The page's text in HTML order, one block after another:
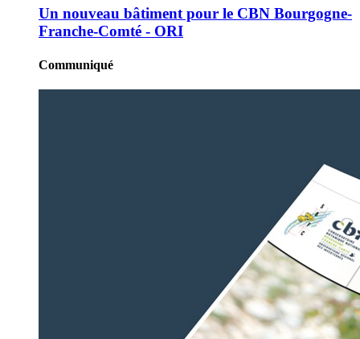
Un nouveau bâtiment pour le CBN Bourgogne-
Franche-Comté - ORI
Communiqué